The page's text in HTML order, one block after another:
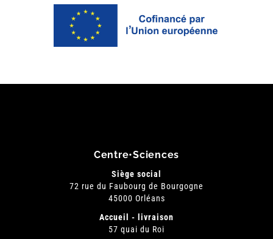
Centre•Sciences
Siège social
72 rue du Faubourg de Bourgogne
45000 Orléans
Accueil - livraison
57 quai du Roi